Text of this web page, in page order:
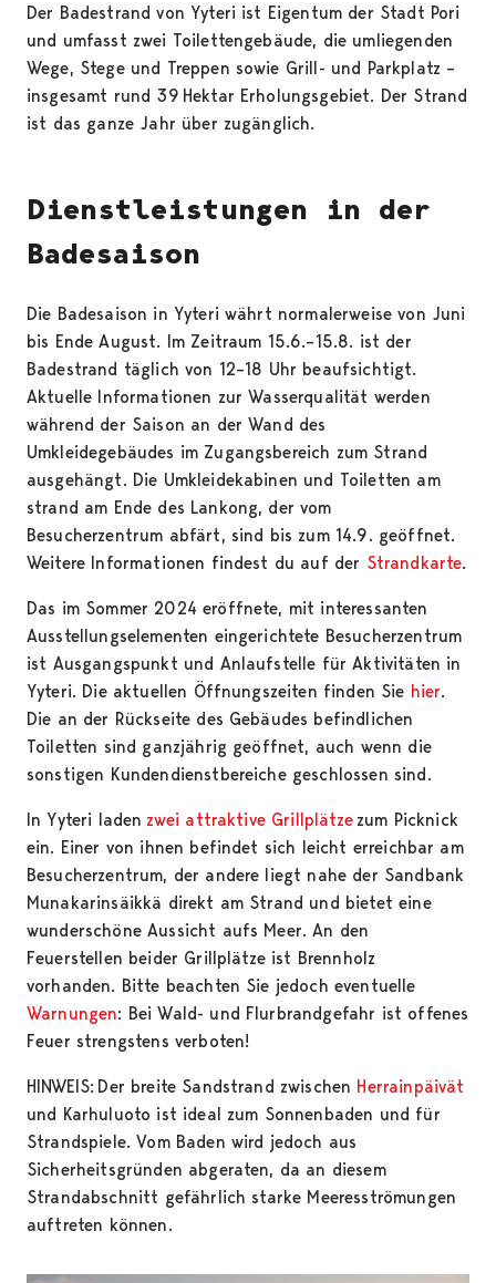
Der Badestrand von Yyteri ist Eigentum der Stadt Pori
und umfasst zwei Toilettengebäude, die umliegenden
Wege, Stege und Treppen sowie Grill- und Parkplatz –
insgesamt rund 39 Hektar Erholungsgebiet. Der Strand
ist das ganze Jahr über zugänglich.
Dienstleistungen in der
Badesaison
Die Badesaison in Yyteri währt normalerweise von Juni
bis Ende August. Im Zeitraum 15.6.–15.8. ist der
Badestrand täglich von 12–18 Uhr beaufsichtigt.
Aktuelle Informationen zur Wasserqualität werden
während der Saison an der Wand des
Umkleidegebäudes im Zugangsbereich zum Strand
ausgehängt. Die Umkleidekabinen und Toiletten am
strand am Ende des Lankong, der vom
Besucherzentrum abfärt, sind bis zum 14.9. geöffnet.
Weitere Informationen findest du auf der Strandkarte.
Das im Sommer 2024 eröffnete, mit interessanten
Ausstellungselementen eingerichtete Besucherzentrum
ist Ausgangspunkt und Anlaufstelle für Aktivitäten in
Yyteri. Die aktuellen Öffnungszeiten finden Sie hier.
Die an der Rückseite des Gebäudes befindlichen
Toiletten sind ganzjährig geöffnet, auch wenn die
sonstigen Kundendienstbereiche geschlossen sind.
In Yyteri laden zwei attraktive Grillplätzezum Picknick
ein. Einer von ihnen befindet sich leicht erreichbar am
Besucherzentrum, der andere liegt nahe der Sandbank
Munakarinsäikkä direkt am Strand und bietet eine
wunderschöne Aussicht aufs Meer. An den
Feuerstellen beider Grillplätze ist Brennholz
vorhanden. Bitte beachten Sie jedoch eventuelle
Warnungen: Bei Wald- und Flurbrandgefahr ist offenes
Feuer strengstens verboten!
HINWEIS: Der breite Sandstrand zwischen Herrainpäivät
und Karhuluoto ist ideal zum Sonnenbaden und für
Strandspiele. Vom Baden wird jedoch aus
Sicherheitsgründen abgeraten, da an diesem
Strandabschnitt gefährlich starke Meeresströmungen
auftreten können.